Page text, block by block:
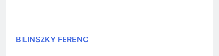
BILINSZKY FERENC